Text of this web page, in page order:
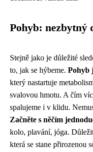
Pohyb: nezbytný
Stejně jako je důležité
to, jak se hýbeme. Pohyb
který nastartuje
svalovou hmotu. A čím
spalujeme i v klidu.
Začněte s něčím
kolo, plavání, jóga.
která se stane přirozenou